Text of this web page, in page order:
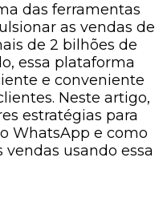
das ferramentas
as vendas de
de 2 bilhões de
essa plataforma
e conveniente
Neste artigo,
estratégias para
WhatsApp e como
usando essa